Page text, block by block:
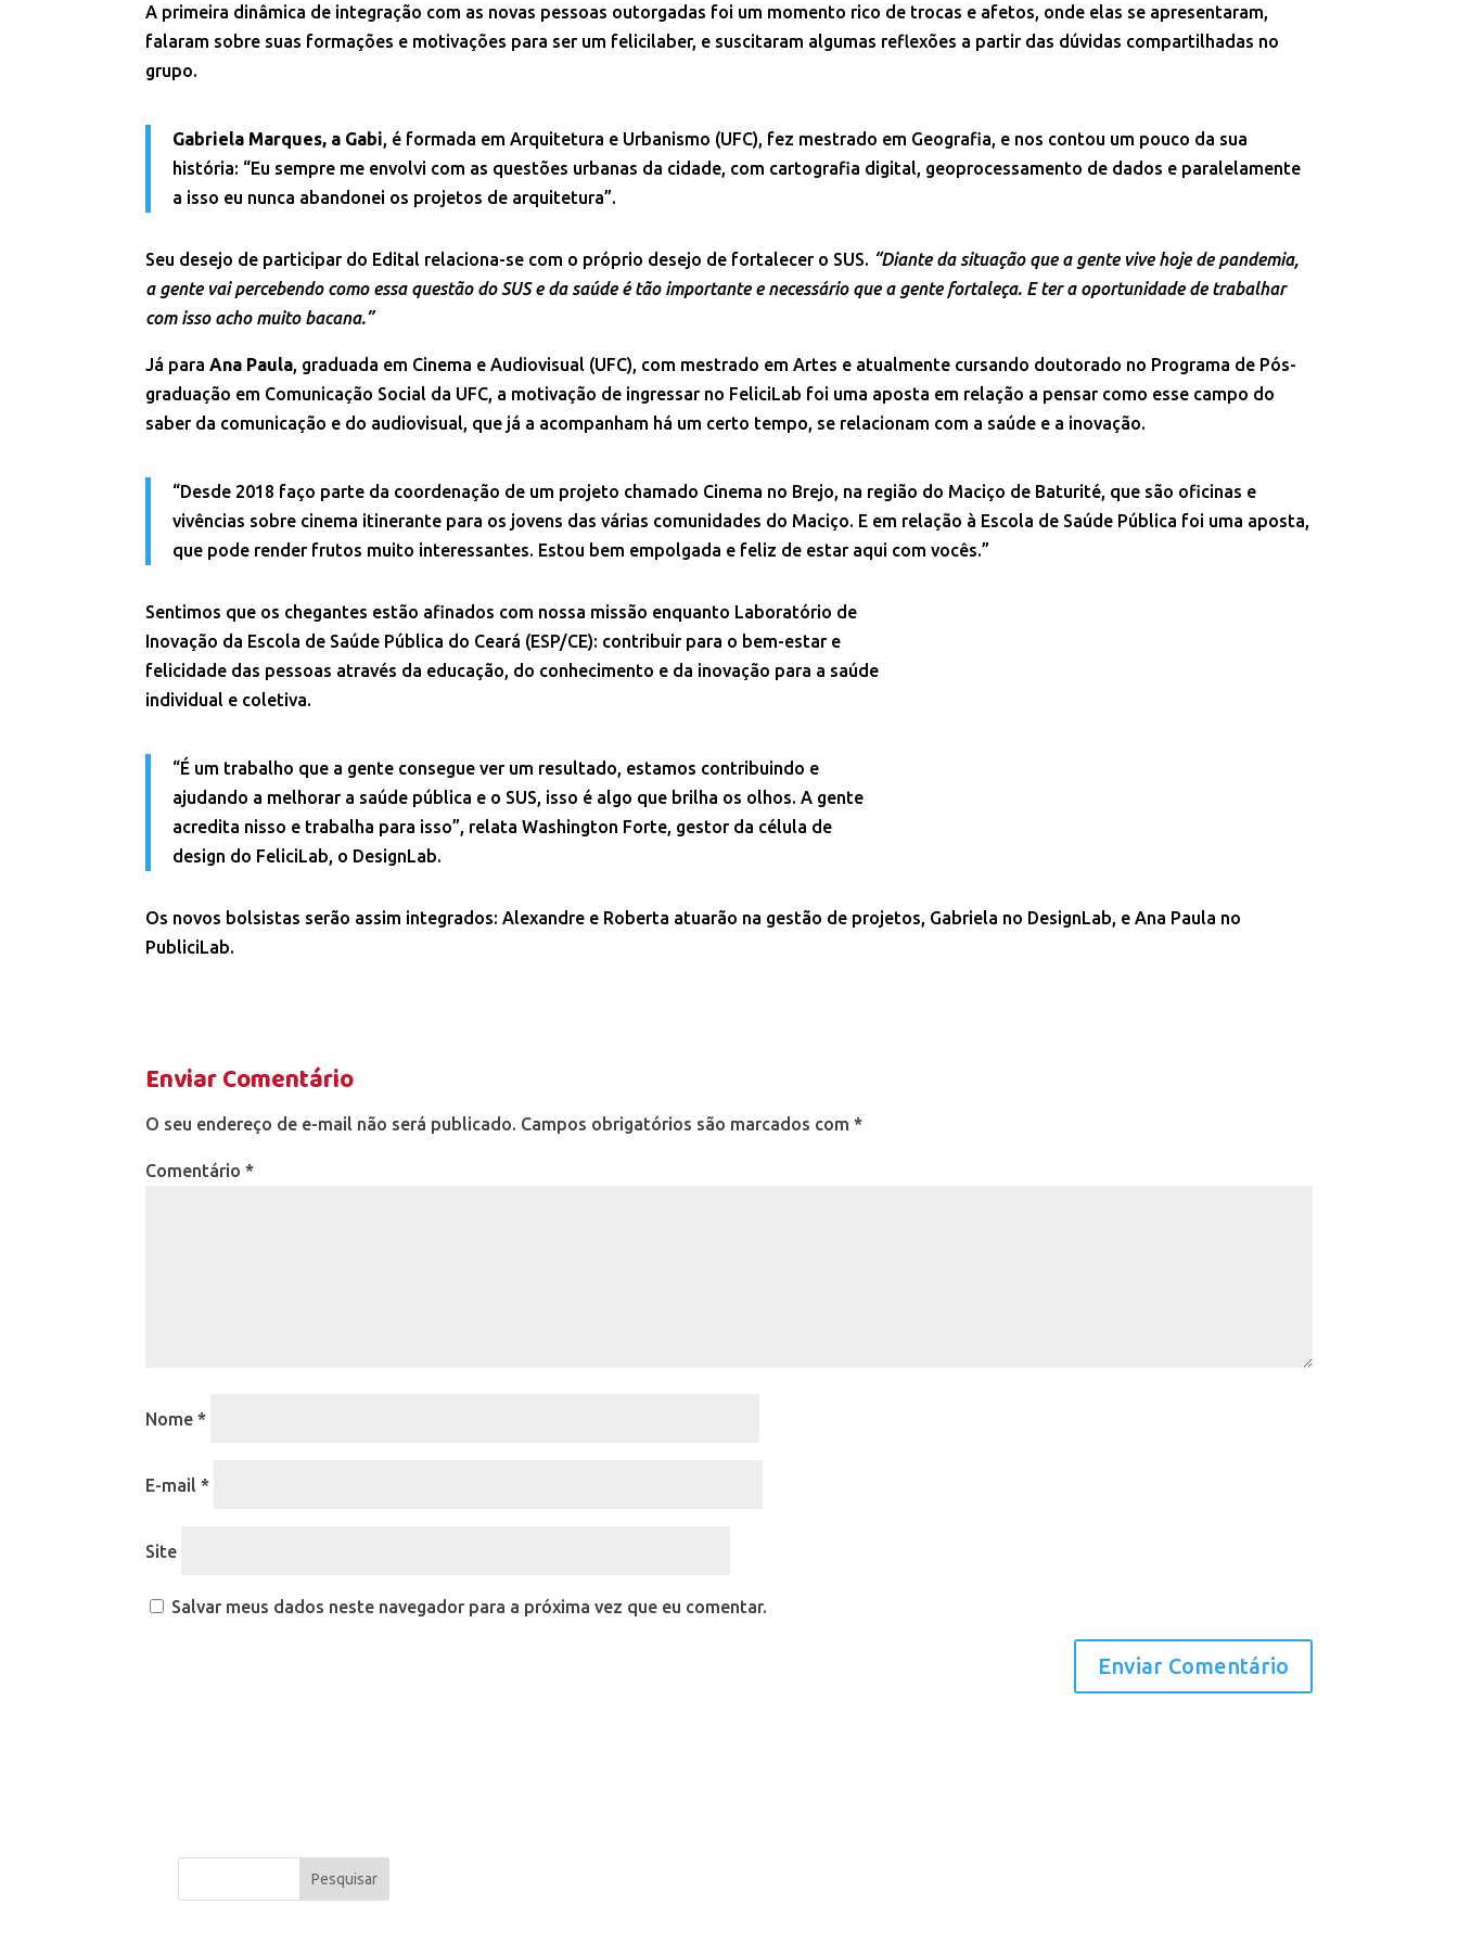
A primeira dinâmica de integração com as novas pessoas outorgadas foi um momento rico de trocas e afetos, onde elas se apresentaram,
falaram sobre suas formações e motivações para ser um felicilaber, e suscitaram algumas reflexões a partir das dúvidas compartilhadas no
grupo.
Gabriela Marques, a Gabi , é formada em Arquitetura e Urbanismo (UFC), fez mestrado em Geografia, e nos contou um pouco da sua
história: “Eu sempre me envolvi com as questões urbanas da cidade, com cartografia digital, geoprocessamento de dados e paralelamente
a isso eu nunca abandonei os projetos de arquitetura”.
Seu desejo de participar do Edital relaciona-se com o próprio desejo de fortalecer o SUS. “Diante da situação que a gente vive hoje de pandemia,
a gente vai percebendo como essa questão do SUS e da saúde é tão importante e necessário que a gente fortaleça. E ter a oportunidade de trabalhar
com isso acho muito bacana.”
Já para Ana Paula , graduada em Cinema e Audiovisual (UFC), com mestrado em Artes e atualmente cursando doutorado no Programa de Pós-
graduação em Comunicação Social da UFC, a motivação de ingressar no FeliciLab foi uma aposta em relação a pensar como esse campo do
saber da comunicação e do audiovisual, que já a acompanham há um certo tempo, se relacionam com a saúde e a inovação.
“Desde 2018 faço parte da coordenação de um projeto chamado Cinema no Brejo, na região do Maciço de Baturité, que são oficinas e
vivências sobre cinema itinerante para os jovens das várias comunidades do Maciço. E em relação à Escola de Saúde Pública foi uma aposta,
que pode render frutos muito interessantes. Estou bem empolgada e feliz de estar aqui com vocês.”
Sentimos que os chegantes estão afinados com nossa missão enquanto Laboratório de
Inovação da Escola de Saúde Pública do Ceará (ESP/CE): contribuir para o bem-estar e
felicidade das pessoas através da educação, do conhecimento e da inovação para a saúde
individual e coletiva.
“É um trabalho que a gente consegue ver um resultado, estamos contribuindo e
ajudando a melhorar a saúde pública e o SUS, isso é algo que brilha os olhos. A gente
acredita nisso e trabalha para isso”, relata Washington Forte, gestor da célula de
design do FeliciLab, o DesignLab.
Os novos bolsistas serão assim integrados: Alexandre e Roberta atuarão na gestão de projetos, Gabriela no DesignLab, e Ana Paula no
PubliciLab.
Enviar Comentário
O seu endereço de e-mail não será publicado. Campos obrigatórios são marcados com*
Comentário*
Nome*
E-mail*
Site
Salvar meus dados neste navegador para a próxima vez que eu comentar.